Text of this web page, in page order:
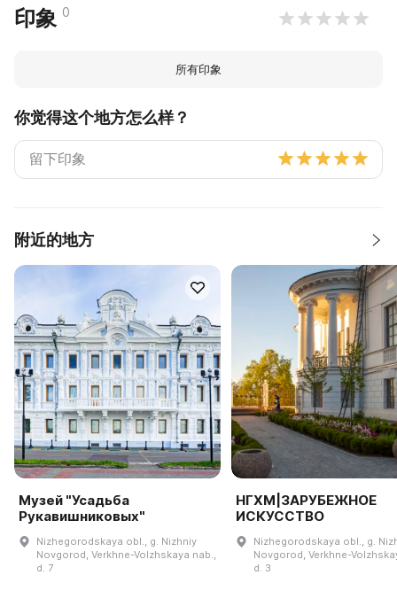
印象 0
所有印象
你觉得这个地方怎么样？
附近的地方
Музей "Усадьба
Рукавишниковых"
Nizhegorodskaya obl., g. Nizhniy
Novgorod, Verkhne-Volzhskaya nab.,
d. 7
НГХМ|ЗАРУБЕЖНОЕ
ИСКУССТВО
Nizhegorodskaya obl., g.
Novgorod, Verkhne-
d. 3